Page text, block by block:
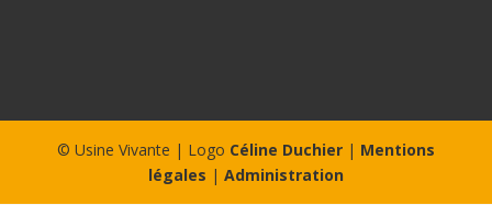
© Usine Vivante | Logo Céline Duchier| Mentions
légales | Administration